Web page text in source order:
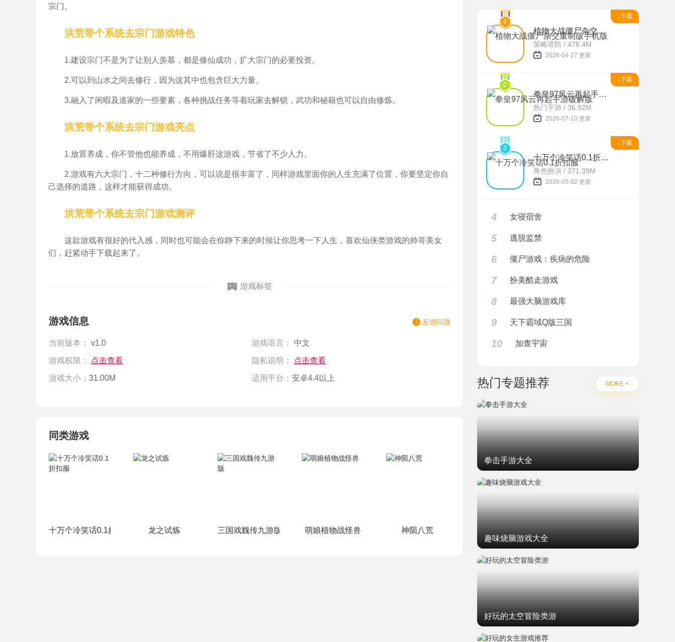
宗门。
洪荒带个系统去宗门游戏特色
1.建设宗门不是为了让别人羡慕，都是修仙成功，扩大宗门的必要投资。
2.可以到山水之间去修行，因为这其中也包含巨大力量。
3.融入了闲暇及道家的一些要素，各种挑战任务等着玩家去解锁，武功和秘籍也可以自由修炼。
洪荒带个系统去宗门游戏亮点
1.放置养成，你不管他也能养成，不用爆肝这游戏，节省了不少人力。
2.游戏有六大宗门，十二种修行方向，可以说是很丰富了，同样游戏里面你的人生充满了位置，你要坚定你自
己选择的道路，这样才能获得成功。
洪荒带个系统去宗门游戏测评
这款游戏有很好的代入感，同时也可能会在你静下来的时候让你思考一下人生，喜欢仙侠类游戏的帅哥美女
们，赶紧动手下载起来了。
游戏标签
游戏信息 反馈问题
当前版本： v1.0 游戏语言： 中文
游戏权限： 点击查看 隐私说明： 点击查看
游戏大小： 31.00M 适用平台： 安卓4.4以上
同类游戏
十万个冷笑话0.1折扣服 龙之试炼 三国戏魏传九游版 萌娘植物战怪兽 神陨八荒
↓下载
植物大战僵尸杂交重制版手机版
策略塔防 / 478.4M
2026-04-27 更新
↓下载
拳皇97风云再起手游破解版
热门手游 / 36.92M
2026-07-10 更新
↓下载
十万个冷笑话0.1折扣服
角色扮演 / 271.39M
2026-05-02 更新
4 女寝宿舍
5 逃脱监禁
6 僵尸游戏：疾病的危险
7 扮美酷走游戏
8 最强大脑游戏库
9 天下霸域Q版三国
10 加查宇宙
热门专题推荐 MORE +
拳击手游大全
趣味烧脑游戏大全
好玩的太空冒险类游